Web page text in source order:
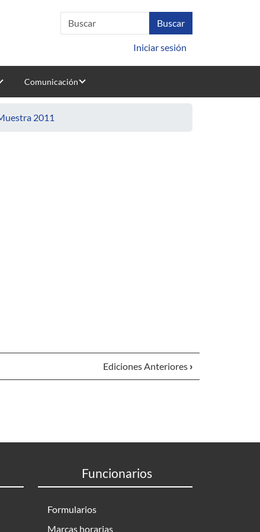
Iniciar sesión
Comunicación
2011
Ediciones Anteriores ›
Funcionarios
Formularios
Marcas horarias